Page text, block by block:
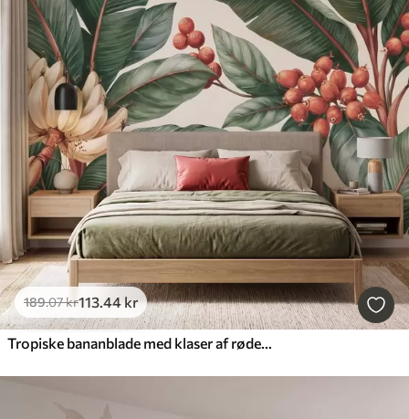
189.07kr113.44 kr
Tropiske bananblade med klaser af røde kaffebær, i akvarelstil